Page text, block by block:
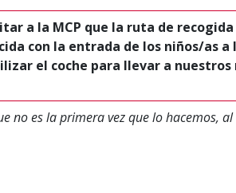
a la MCP que la ruta de
con la entrada de los niños/as
el coche para llevar a
no es la primera vez que lo hacemos,